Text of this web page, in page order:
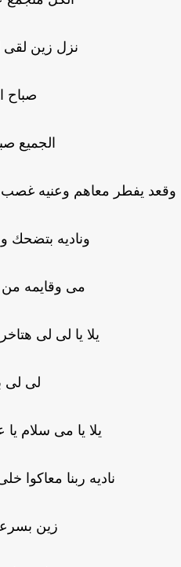
نزل زين لقى
صباح
الجميع
يفطر معاهم وعنيه غصب
وناديه بتضحك
مى وقايمه من
يلا يا لى لى
لى لى
يلا يا مى سلام يا
ناديه ربنا معاكوا
زين بسرعه